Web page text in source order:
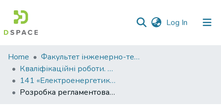
Log In (current)
Communities
&
Collections
All of DSpace
Home
Факультет інженерно-технологічний
Кваліфікаційні роботи. Факультет інженерно-технологічний
141 «Електроенергетика, електротехніка та електромеханіка» - Бакалаври 2024-2025
Розробка регламентованих режимів роботи технічного обслуговування асинхронних двигунів